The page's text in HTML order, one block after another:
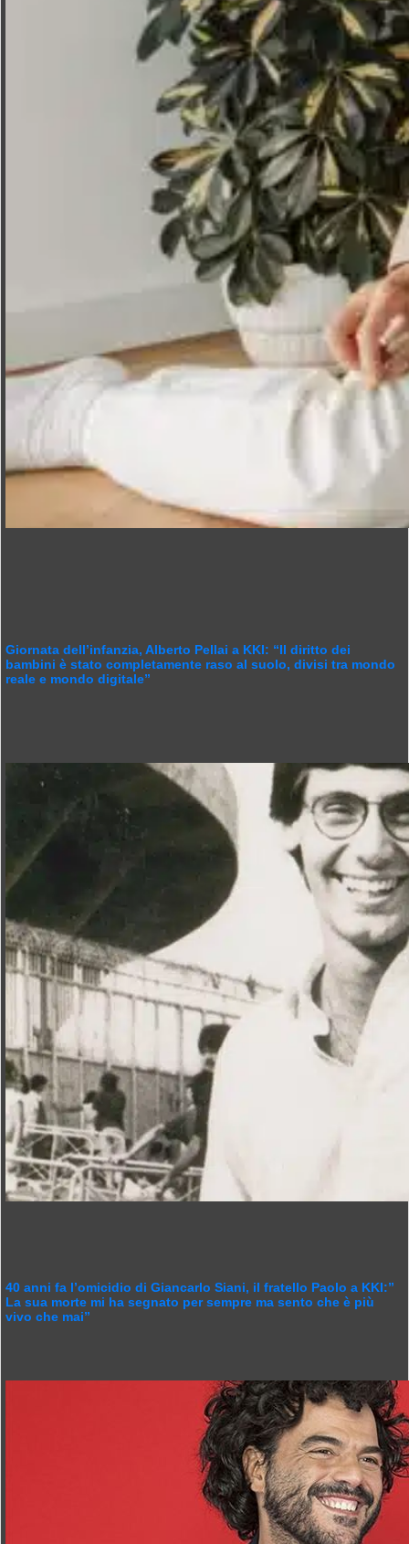
Giornata dell’infanzia, Alberto Pellai a KKI: “Il diritto dei
bambini è stato completamente raso al suolo, divisi tra mondo
reale e mondo digitale”
40 anni fa l’omicidio di Giancarlo Siani, il fratello Paolo a KKI:”
La sua morte mi ha segnato per sempre ma sento che è più
vivo che mai”